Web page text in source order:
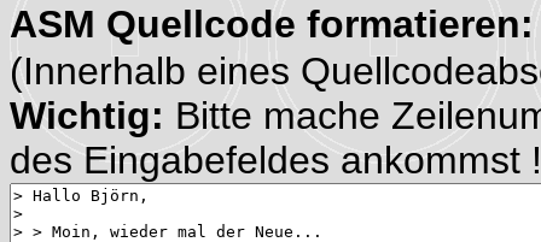
ASM Quellcode formatieren:
(Innerhalb eines
Wichtig: Bitte mache
des Eingabefeldes